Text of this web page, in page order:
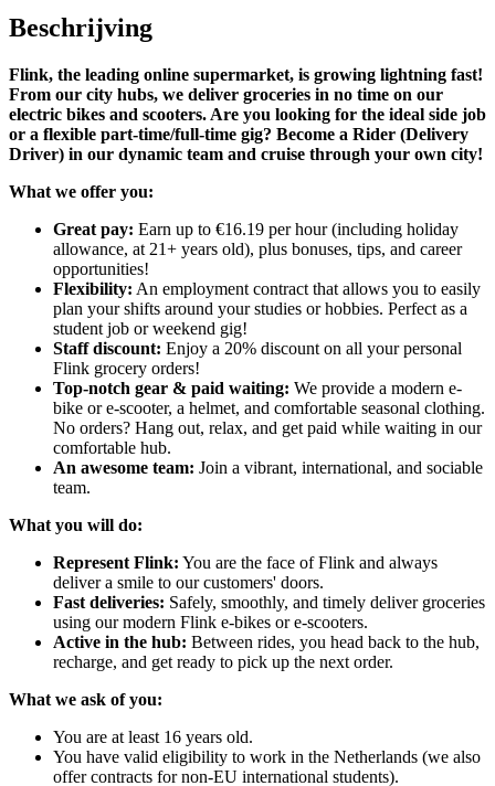
Beschrijving
Flink, the leading online supermarket, is growing lightning fast!
From our city hubs, we deliver groceries in no time on our
electric bikes and scooters. Are you looking for the ideal side job
or a flexible part-time/full-time gig? Become a Rider (Delivery
Driver) in our dynamic team and cruise through your own city!
What we offer you:
Great pay: Earn up to €16.19 per hour (including holiday
allowance, at 21+ years old), plus bonuses, tips, and career
opportunities!
Flexibility: An employment contract that allows you to easily
plan your shifts around your studies or hobbies. Perfect as a
student job or weekend gig!
Staff discount: Enjoy a 20% discount on all your personal
Flink grocery orders!
Top-notch gear & paid waiting: We provide a modern e-
bike or e-scooter, a helmet, and comfortable seasonal clothing.
No orders? Hang out, relax, and get paid while waiting in our
comfortable hub.
An awesome team: Join a vibrant, international, and sociable
team.
What you will do:
Represent Flink: You are the face of Flink and always
deliver a smile to our customers' doors.
Fast deliveries: Safely, smoothly, and timely deliver groceries
using our modern Flink e-bikes or e-scooters.
Active in the hub: Between rides, you head back to the hub,
recharge, and get ready to pick up the next order.
What we ask of you:
You are at least 16 years old.
You have valid eligibility to work in the Netherlands (we also
offer contracts for non-EU international students).